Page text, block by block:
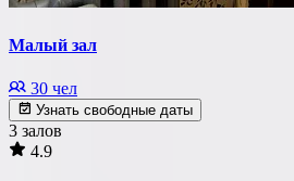
Малый зал
30 чел
Узнать свободные даты
3 залов
4.9